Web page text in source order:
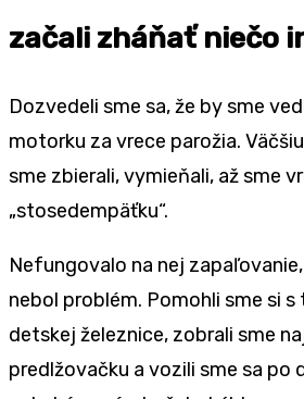
začali zháňať niečo
Dozvedeli sme sa, že by sme
motorku za vrece parožia.
sme zbierali, vymieňali, až sme
„stosedempäťku“.
Nefungovalo na nej
nebol problém. Pomohli sme si
detskej železnice, zobrali sme
predlžovačku a vozili sme sa po